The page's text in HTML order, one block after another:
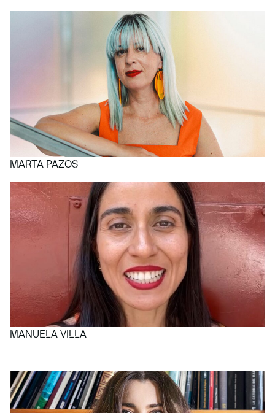
MARTA PAZOS
MANUELA VILLA